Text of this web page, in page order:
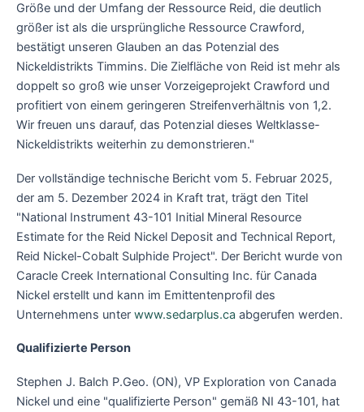
Größe und der Umfang der Ressource Reid, die deutlich
größer ist als die ursprüngliche Ressource Crawford,
bestätigt unseren Glauben an das Potenzial des
Nickeldistrikts Timmins. Die Zielfläche von Reid ist mehr als
doppelt so groß wie unser Vorzeigeprojekt Crawford und
profitiert von einem geringeren Streifenverhältnis von 1,2.
Wir freuen uns darauf, das Potenzial dieses Weltklasse-
Nickeldistrikts weiterhin zu demonstrieren."
Der vollständige technische Bericht vom 5. Februar 2025,
der am 5. Dezember 2024 in Kraft trat, trägt den Titel
"National Instrument 43-101 Initial Mineral Resource
Estimate for the Reid Nickel Deposit and Technical Report,
Reid Nickel-Cobalt Sulphide Project". Der Bericht wurde von
Caracle Creek International Consulting Inc. für Canada
Nickel erstellt und kann im Emittentenprofil des
Unternehmens unter www.sedarplus.ca abgerufen werden.
Qualifizierte Person
Stephen J. Balch P.Geo. (ON), VP Exploration von Canada
Nickel und eine "qualifizierte Person" gemäß NI 43-101, hat